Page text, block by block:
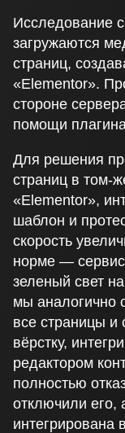
Исследование
загружаются
страниц,
«Elementor».
стороне
помощи
Для решения
страниц в том-
«Elementor»,
шаблон и
скорость
норме —
зеленый свет
мы аналогично
все страницы и
вёрстку,
редактором
полностью
отключили его,
интегрирована